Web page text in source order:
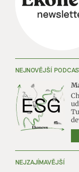
NEJNOVĚJŠÍ
NEJZAJÍMAVĚJŠÍ